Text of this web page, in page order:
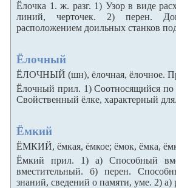
Ёлочка 1. ж. разг. 1) Узор в виде
линий, черточек. 2) перен.
расположением доильных станков
Ёлочный
ЁЛОЧНЫЙ (шн), ёлочная, ёлочное.
Ёлочный прил. 1) Соотносящийся по
Свойственный ёлке, характерный
Ёмкий
ЁМКИЙ, ёмкая, ёмкое; ёмок, ёмка,
Ёмкий прил. 1) а) Способный
вместительный. б) перен.
знаний, сведений о памяти, уме. 2)